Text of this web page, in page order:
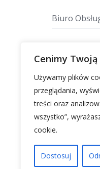
Cenimy
Używamy plików
przeglądania,
treści oraz
wszystko”,
cookie.
Dostosuj
Biuro
Znajdz nas